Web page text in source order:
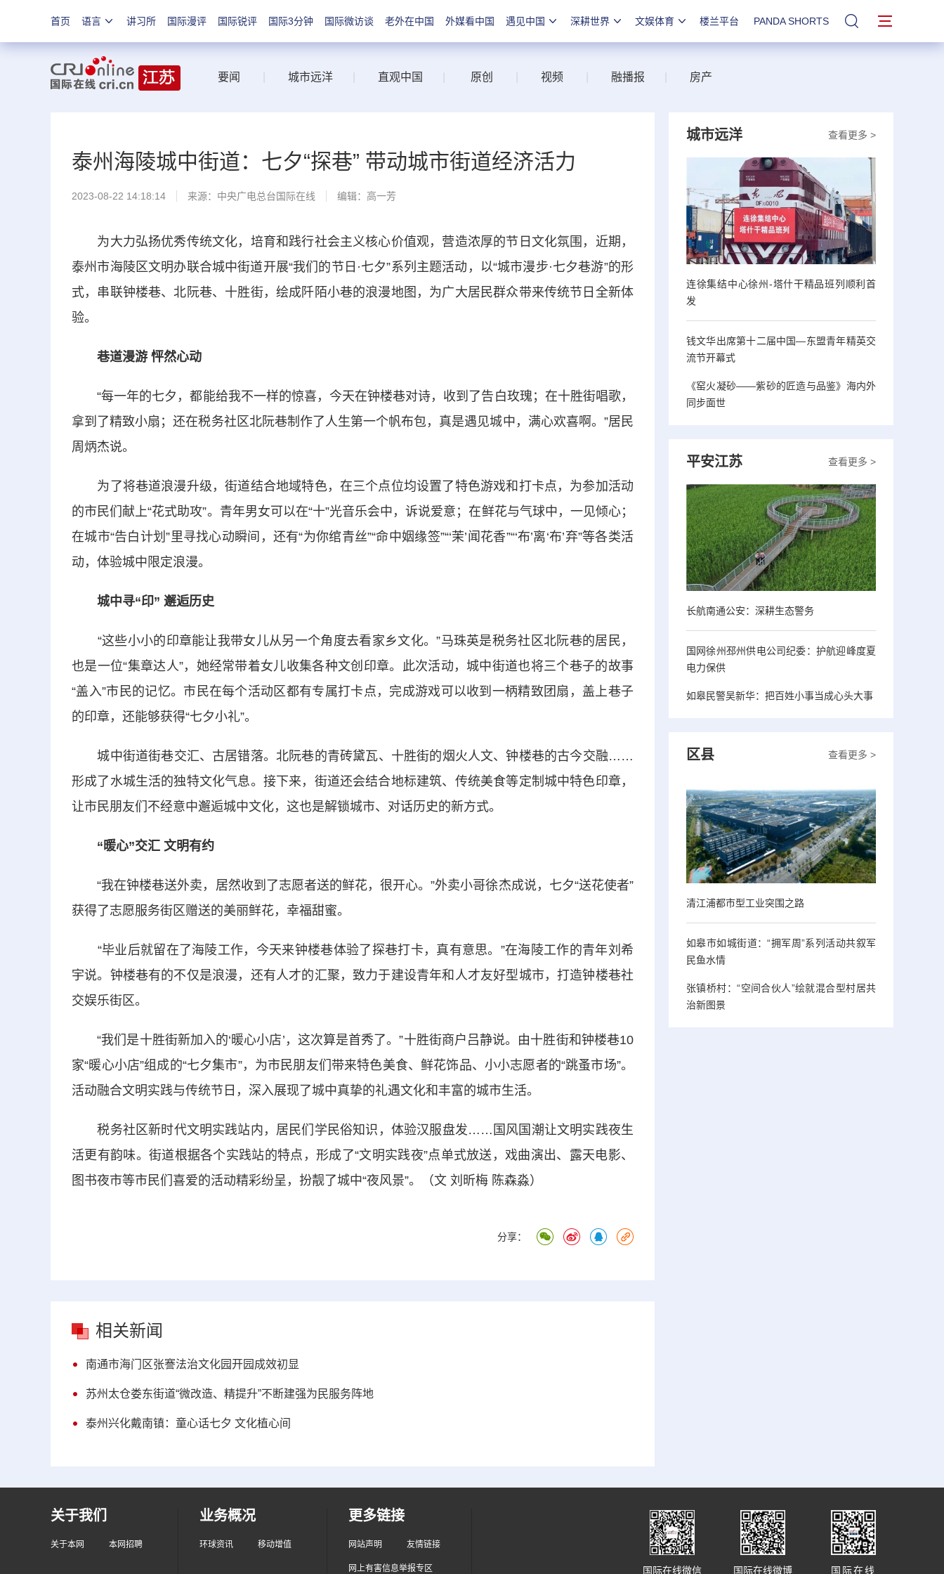
首页 语言 讲习所 国际漫评 国际锐评 国际3分钟 国际微访谈 老外在中国 外媒看中国 遇见中国 深耕世界 文娱体育 楼兰平台 PANDA SHORTS 站内搜索
要闻 城市远洋 直观中国 原创 视频 融播报 房产
泰州海陵城中街道：七夕“探巷” 带动城市街道经济活力
2023-08-22 14:18:14 来源：中央广电总台国际在线 编辑：高一芳
为大力弘扬优秀传统文化，培育和践行社会主义核心价值观，营造浓厚的节日文化氛围，近期，
泰州市海陵区文明办联合城中街道开展“我们的节日·七夕”系列主题活动，以“城市漫步·七夕巷游”的形
式，串联钟楼巷、北阮巷、十胜街，绘成阡陌小巷的浪漫地图，为广大居民群众带来传统节日全新体
验。
巷道漫游 怦然心动
“每一年的七夕，都能给我不一样的惊喜，今天在钟楼巷对诗，收到了告白玫瑰；在十胜街唱歌，
拿到了精致小扇；还在税务社区北阮巷制作了人生第一个帆布包，真是遇见城中，满心欢喜啊。”居民
周炳杰说。
为了将巷道浪漫升级，街道结合地域特色，在三个点位均设置了特色游戏和打卡点，为参加活动
的市民们献上“花式助攻”。青年男女可以在“十”光音乐会中，诉说爱意；在鲜花与气球中，一见倾心；
在城市“告白计划”里寻找心动瞬间，还有“为你绾青丝”“命中姻缘签”“‘茉’闻花香”“‘布’离‘布’弃”等各类活
动，体验城中限定浪漫。
城中寻“印” 邂逅历史
“这些小小的印章能让我带女儿从另一个角度去看家乡文化。”马珠英是税务社区北阮巷的居民，
也是一位“集章达人”，她经常带着女儿收集各种文创印章。此次活动，城中街道也将三个巷子的故事
“盖入”市民的记忆。市民在每个活动区都有专属打卡点，完成游戏可以收到一柄精致团扇，盖上巷子
的印章，还能够获得“七夕小礼”。
城中街道街巷交汇、古居错落。北阮巷的青砖黛瓦、十胜街的烟火人文、钟楼巷的古今交融……
形成了水城生活的独特文化气息。接下来，街道还会结合地标建筑、传统美食等定制城中特色印章，
让市民朋友们不经意中邂逅城中文化，这也是解锁城市、对话历史的新方式。
“暖心”交汇 文明有约
“我在钟楼巷送外卖，居然收到了志愿者送的鲜花，很开心。”外卖小哥徐杰成说，七夕“送花使者”
获得了志愿服务街区赠送的美丽鲜花，幸福甜蜜。
“毕业后就留在了海陵工作，今天来钟楼巷体验了探巷打卡，真有意思。”在海陵工作的青年刘希
宇说。钟楼巷有的不仅是浪漫，还有人才的汇聚，致力于建设青年和人才友好型城市，打造钟楼巷社
交娱乐街区。
“我们是十胜街新加入的‘暖心小店’，这次算是首秀了。”十胜街商户吕静说。由十胜街和钟楼巷10
家“暖心小店”组成的“七夕集市”，为市民朋友们带来特色美食、鲜花饰品、小小志愿者的“跳蚤市场”。
活动融合文明实践与传统节日，深入展现了城中真挚的礼遇文化和丰富的城市生活。
税务社区新时代文明实践站内，居民们学民俗知识，体验汉服盘发……国风国潮让文明实践夜生
活更有韵味。街道根据各个实践站的特点，形成了“文明实践夜”点单式放送，戏曲演出、露天电影、
图书夜市等市民们喜爱的活动精彩纷呈，扮靓了城中“夜风景”。（文 刘昕梅 陈森淼）
分享：
相关新闻
南通市海门区张謇法治文化园开园成效初显
苏州太仓娄东街道“微改造、精提升”不断建强为民服务阵地
泰州兴化戴南镇：童心话七夕 文化植心间
查看更多 >
城市远洋
连徐集结中心徐州-塔什干精品班列顺利首
发
钱文华出席第十二届中国—东盟青年精英交
流节开幕式
《窑火凝砂——紫砂的匠造与品鉴》海内外
同步面世
查看更多 >
平安江苏
长航南通公安：深耕生态警务
国网徐州邳州供电公司纪委：护航迎峰度夏
电力保供
如皋民警吴新华：把百姓小事当成心头大事
查看更多 >
区县
清江浦都市型工业突围之路
如皋市如城街道：“拥军周”系列活动共叙军
民鱼水情
张镇桥村：“空间合伙人”绘就混合型村居共
治新图景
关于我们
关于本网 本网招聘
业务概况
环球资讯 移动增值
更多链接
网站声明 友情链接
网上有害信息举报专区 国际在线
国际在线微博
国际在线微信